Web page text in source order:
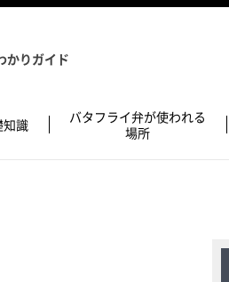
かりガイド
知識
バタフライ弁が使われる
場所